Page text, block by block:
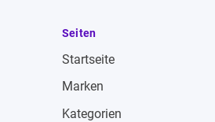
Seiten
Startseite
Marken
Kategorien